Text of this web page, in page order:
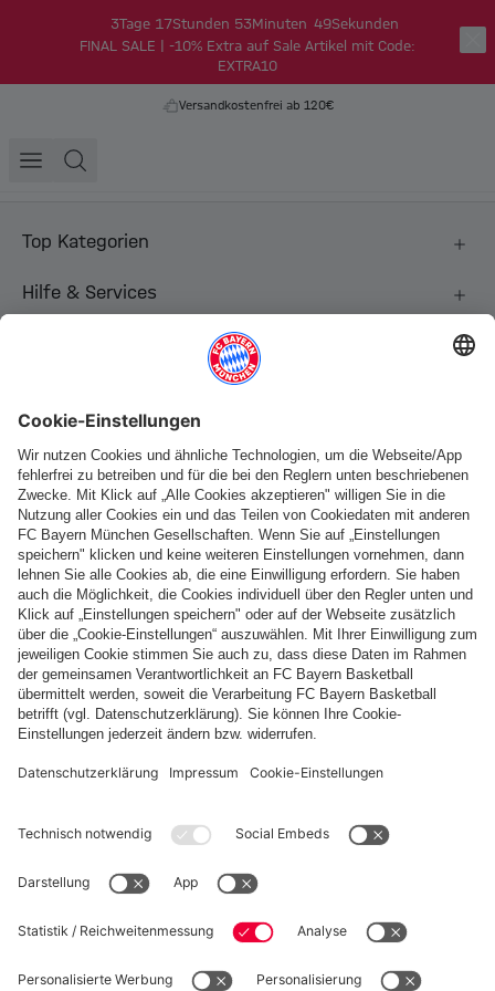
3Tage 17Stunden 53 Minuten 49Sekunden
FINAL SALE | -10% Extra auf Sale Artikel mit Code:
EXTRA10
Versandkostenfrei ab 120€
Top Kategorien
Hilfe & Services
Folge uns
Zahlung & Lieferung
FC Bayern Store App
WIDERRUF
Datenschutz
Cookie Details